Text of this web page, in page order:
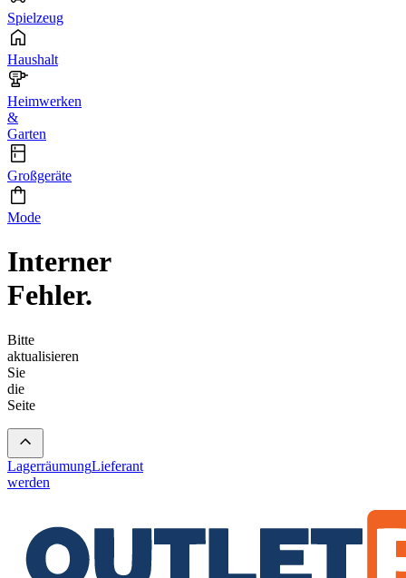
Spielzeug
Haushalt
Heimwerken
&
Garten
Großgeräte
Mode
Interner
Fehler.
Bitte
aktualisieren
Sie
die
Seite
LagerräumungLieferant
werden